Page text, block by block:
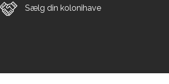
Sælg din kolonihave